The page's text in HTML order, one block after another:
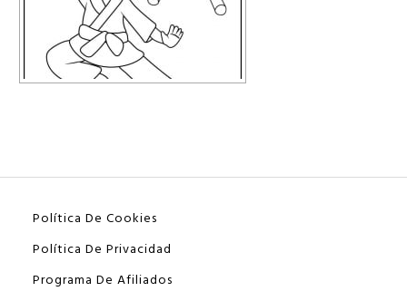
Política De Cookies
Política De Privacidad
Programa De Afiliados